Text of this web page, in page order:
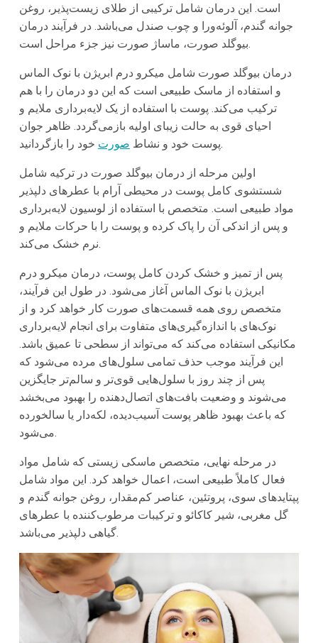
است. این درمان شامل ترکیبی از طلای زیست‌پذیر، روغن
جوانه گندم، آلوئه‌ورا و چوب صندل می‌باشد. در فرآیند درمان
بیوگلد صورت، ماساژ صورت نیز جزء مراحل است.
درمان بیوگلد صورت شامل میکرو درم ابریژن با نوک الماس
و استفاده از ماسک طبیعی است که این دو درمان را با هم
ترکیب می‌کند. پوست با استفاده از یک لایه‌برداری ملایم و
احیای قوی به حالت زیبای اولیه بازمی‌گردد. ظاهر جوان
پوست خود و نشاط صورت خود را بازگردانید.
اولین مرحله از درمان بیوگلد صورت در ترکیه شامل
شستشوی کامل پوست در محیطی آرام با عطرهای دلپذیر
مواد طبیعی است. متخصص با استفاده از لوسیون لایه‌برداری
و پس از اندکی آن را پاک کرده و پوست را با حرکات ملایم و
نرم خشک می‌کند.
پس از تمیز و خشک کردن کامل پوست، درمان میکرو درم
ابریژن با نوک الماس آغاز می‌شود. در طول این فرآیند،
متخصص روی همه قسمت‌های صورت کار خواهد کرد و از
نوک‌های با اندازه‌گیری‌های متفاوت برای انجام لایه‌برداری
مکانیکی استفاده می‌کند که می‌تواند از سطحی تا عمیق باشد.
این فرآیند موجب حذف تمامی سلول‌های مرده می‌شود که
پس از چند روز با سلول‌هایی قوی‌تر و سالم‌تر جایگزین
می‌شوند و وضعیت بافت‌های اتصال‌دهنده را بهبود می‌بخشد
که باعث بهبود ظاهر پوست آسیب‌دیده، لکه‌دار یا سالخورده
می‌شود.
در مرحله نهایی، متخصص ماسکی زیستی که شامل مواد
فعال کاملاً طبیعی است، اعمال خواهد کرد. این مواد شامل
پپتایدهای سوی، پروتئین، عناصر کم‌مقدار، روغن جوانه گندم و
گل مغربی، شیر کاکائو و ترکیبات مرطوب‌کننده با عطرهای
گیاهی دلپذیر می‌باشد.